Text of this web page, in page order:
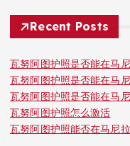
Recent Posts
瓦努阿图护照是否能在马
瓦努阿图护照是否能在马
瓦努阿图护照是否能在马
瓦努阿图护照怎么激活
瓦努阿图护照能否在马尼